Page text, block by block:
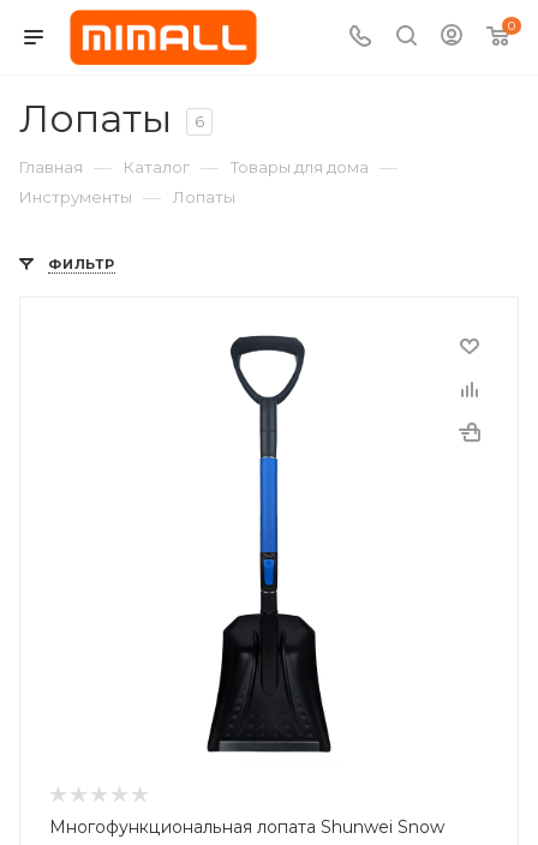
0
Лопаты 6
Главная — Каталог — Товары для дома —
Инструменты — Лопаты
ФИЛЬТР
Многофункциональная лопата Shunwei Snow